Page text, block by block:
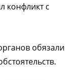
конфликт с
обязали